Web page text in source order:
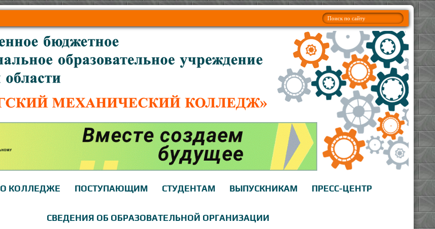
О КОЛЛЕДЖЕ ПОСТУПАЮЩИМ СТУДЕНТАМ ВЫПУСКНИКАМ ПРЕСС-ЦЕНТР
СВЕДЕНИЯ ОБ ОБРАЗОВАТЕЛЬНОЙ ОРГАНИЗАЦИИ